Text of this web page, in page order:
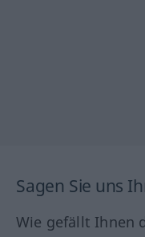
Sagen Sie uns
Wie gefällt Ihnen